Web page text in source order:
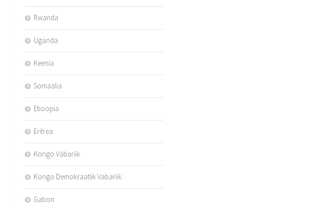
Rwanda
Uganda
Keenia
Somaalia
Etioopia
Eritrea
Kongo Vabariik
Kongo Demokraatlik Vabariik
Gabon